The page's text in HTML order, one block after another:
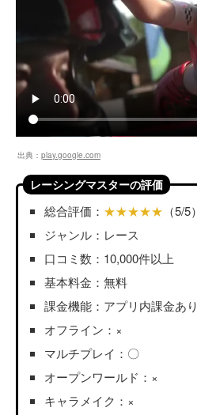
出典： play.google.com
レーシングマスターの評価
総合評価： ★★★★★ （5/5）
ジャンル：レース
口コミ数：10,000件以上
基本料金：無料
課金機能：アプリ内課金あり
オフライン：×
マルチプレイ：〇
オープンワールド：×
キャラメイク：×